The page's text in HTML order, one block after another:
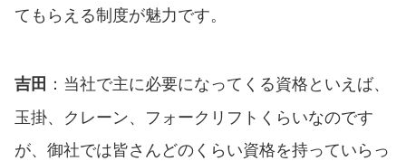
てもらえる制度が魅力です。
吉田 ：当社で主に必要になってくる資格といえば、
玉掛、クレーン、フォークリフトくらいなのです
が、御社では皆さんどのくらい資格を持っていらっ